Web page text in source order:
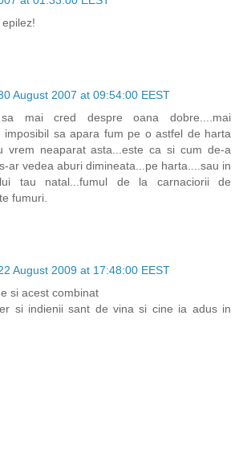
August 2007 at 09:54:00 EEST
mai cred despre oana dobre....mai
imposibil sa apara fum pe o astfel de harta
vrem neaparat asta...este ca si cum de-a
ar vedea aburi dimineata...pe harta....sau in
tau natal...fumul de la carnaciorii de
fumuri.
August 2009 at 17:48:00 EEST
si acest combinat
si indienii sant de vina si cine ia adus in